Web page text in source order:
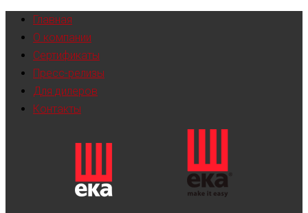
Главная
О компании
Сертификаты
Пресс-релизы
Для дилеров
Контакты